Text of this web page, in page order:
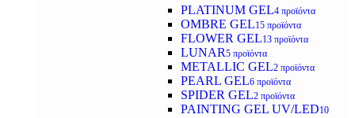
PLATINUM GEL4 προϊόντα
OMBRE GEL15 προϊόντα
FLOWER GEL13 προϊόντα
LUNAR5 προϊόντα
METALLIC GEL2 προϊόντα
PEARL GEL6 προϊόντα
SPIDER GEL2 προϊόντα
PAINTING GEL UV/LED10